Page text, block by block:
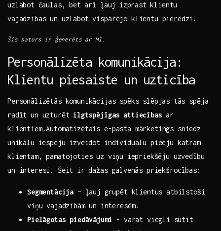
uzlabot⁢ čaulas, bet ⁤arī ļauj⁤ izprast⁣ klientu ​
vajadzības un uzlabot vispārējo klientu pieredzi.
Šis saturs ir ģenerēts ar MI.
Personālizēta komunikācija:
Klientu piesaiste un ⁤uzticība
Personālizētās komunikācijas ⁣spēks‍ slēpjas⁣ tās spēja⁢
radīt un uzturēt ilgtspējīgas attiecības ar
klientiem.Automatizētais e-pasta mārketings sniedz
⁤unikālu iespēju izveidot individuālu pieeju katram ​
klientam, pamatojoties⁢ uz‌ viņu⁣ iepriekšēju ‍uzvedību
‌un interesi. Šeit⁤ ir⁢ dažas ​galvenās‌ priekšrocības:
Segmentācija – ļauj⁢ grupēt klientus atbilstoši​
viņu ​vajadzībām un⁣ interesēm.
Pielāgotas piedāvājumi ⁣- varat viegli⁣ sūtīt⁤